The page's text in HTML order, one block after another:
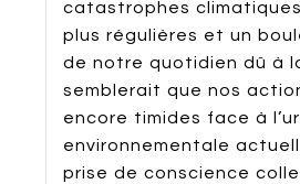
catastrophes
plus régulières et un
de notre quotidien dû à
semblerait que nos
encore timides face à
environnementale
prise de conscience